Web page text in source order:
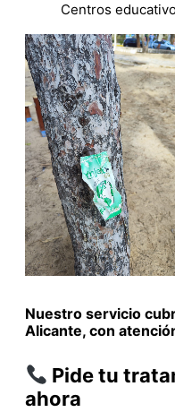
Centros
Nuestro servicio
Alicante, con
Pide tu
ahora